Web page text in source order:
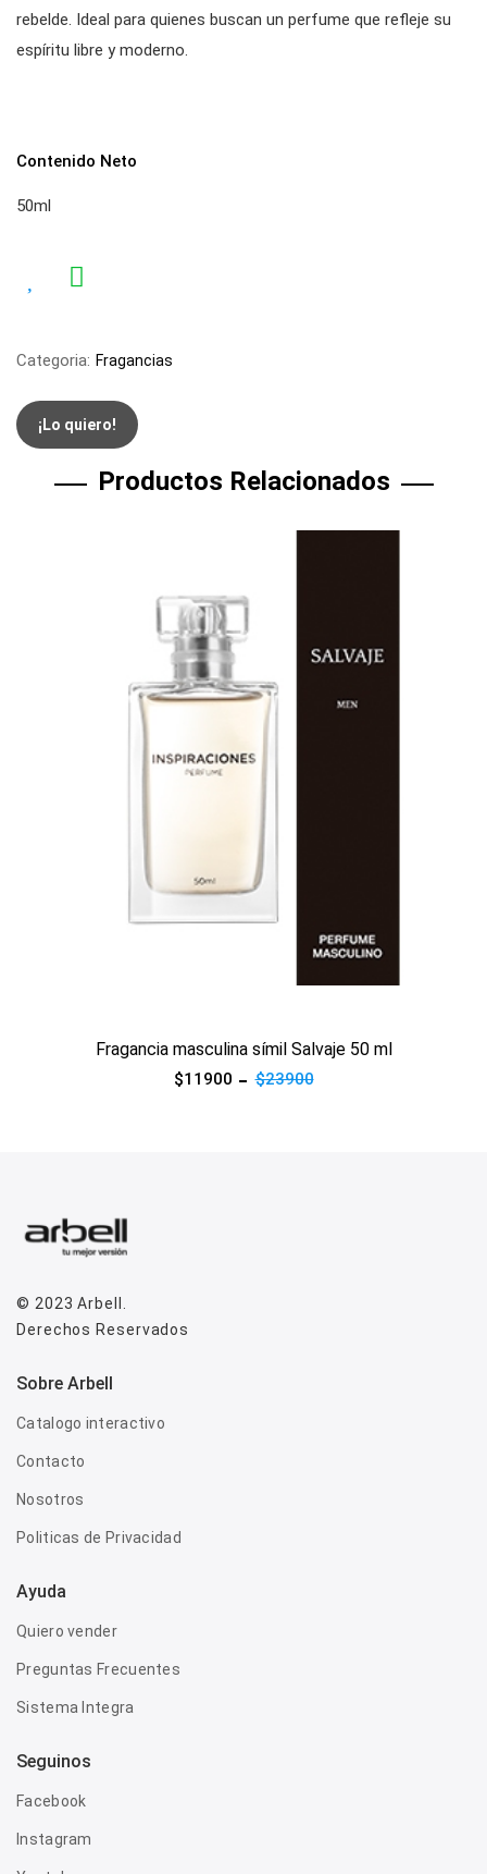
rebelde. Ideal para quienes buscan un perfume que refleje su
espíritu libre y moderno.
Contenido Neto
50ml
Categoria: Fragancias
¡Lo quiero!
Productos Relacionados
Fragancia masculina símil Salvaje 50 ml
$11900 $23900
© 2023Arbell
Derechos Reservados
Sobre Arbell
Catalogo interactivo
Contacto
Nosotros
Politicas de Privacidad
Ayuda
Quiero vender
Preguntas Frecuentes
Sistema Integra
Seguinos
Facebook
Instagram